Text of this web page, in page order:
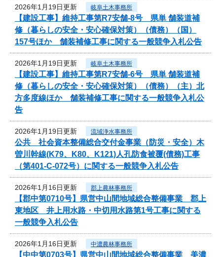
2026年1月19日更新 岐阜土木事務所
【建設工事】維持工事第R7安舗-8号 県単 舗装道補
修（暮らしの安全・安心確保対策）（債務）（国）
157号ほか 舗装補修工事に関する一般競争入札公告
2026年1月19日更新 岐阜土木事務所
【建設工事】維持工事第R7安舗-6号 県単 舗装道補
修（暮らしの安全・安心確保対策）（債務）（主）北
方多度線ほか 舗装補修工事に関する一般競争入札公
告
2026年1月19日更新 流域浄水事務所
公共 社会資本整備総合交付金事業（防災・安全）木
曽川幹線(K79、K80、K121)人孔防食被覆(債務)工事
（第401-C-072号）に関する一般競争入札公告
2026年1月16日更新 郡上農林事務所
【郡中第0710号】県営中山間地域総合整備事業 郡上
東地区 井上用水路・中切用水路第1号工事に関する
一般競争入札公告
2026年1月16日更新 中濃農林事務所
【中中第0703号】県営中山間地域総合整備事業 美濃